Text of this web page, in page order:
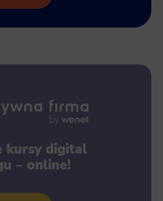
kursy digital
– online!